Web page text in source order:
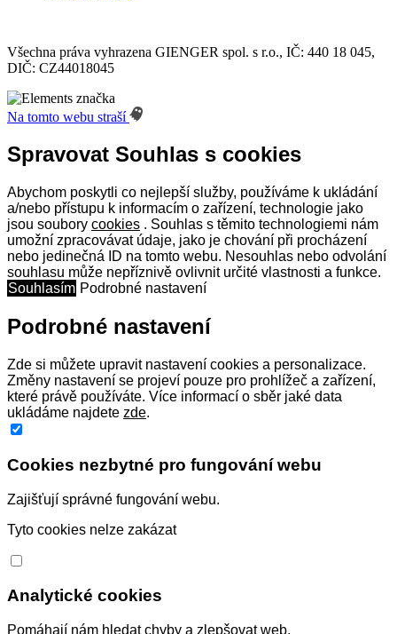
Všechna práva vyhrazena GIENGER spol. s r.o., IČ: 440 18 045,
DIČ: CZ44018045
Na tomto webu straší
Spravovat Souhlas s cookies
Abychom poskytli co nejlepší služby, používáme k ukládání
a/nebo přístupu k informacím o zařízení, technologie jako
jsou soubory cookies . Souhlas s těmito technologiemi nám
umožní zpracovávat údaje, jako je chování při procházení
nebo jedinečná ID na tomto webu. Nesouhlas nebo odvolání
souhlasu může nepříznivě ovlivnit určité vlastnosti a funkce.
Souhlasím Podrobné nastavení
Podrobné nastavení
Zde si můžete upravit nastavení cookies a personalizace.
Změny nastavení se projeví pouze pro prohlížeč a zařízení,
které právě používáte. Více informací o sběr jaké data
ukládáme najdete zde.
Cookies nezbytné pro fungování webu
Zajišťují správné fungování webu.
Tyto cookies nelze zakázat
Analytické cookies
Pomáhají nám hledat chyby a zlepšovat web.